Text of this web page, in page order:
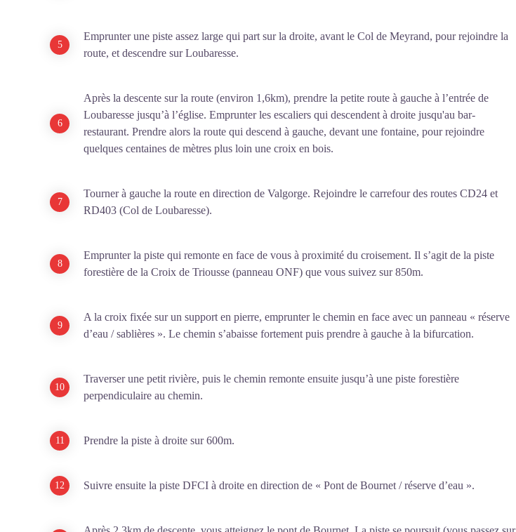
Emprunter une piste assez large qui part sur la droite, avant le Col de Meyrand, pour rejoindre la
route, et descendre sur Loubaresse.
Après la descente sur la route (environ 1,6km), prendre la petite route à gauche à l’entrée de
Loubaresse jusqu’à l’église. Emprunter les escaliers qui descendent à droite jusqu'au bar-
restaurant. Prendre alors la route qui descend à gauche, devant une fontaine, pour rejoindre
quelques centaines de mètres plus loin une croix en bois.
Tourner à gauche la route en direction de Valgorge. Rejoindre le carrefour des routes CD24 et
RD403 (Col de Loubaresse).
Emprunter la piste qui remonte en face de vous à proximité du croisement. Il s’agit de la piste
forestière de la Croix de Triousse (panneau ONF) que vous suivez sur 850m.
A la croix fixée sur un support en pierre, emprunter le chemin en face avec un panneau « réserve
d’eau / sablières ». Le chemin s’abaisse fortement puis prendre à gauche à la bifurcation.
Traverser une petit rivière, puis le chemin remonte ensuite jusqu’à une piste forestière
perpendiculaire au chemin.
Prendre la piste à droite sur 600m.
Suivre ensuite la piste DFCI à droite en direction de « Pont de Bournet / réserve d’eau ».